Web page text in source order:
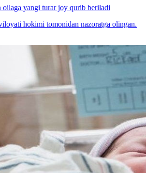
yangi turar joy qurib beriladi
hokimi tomonidan nazoratga olingan.